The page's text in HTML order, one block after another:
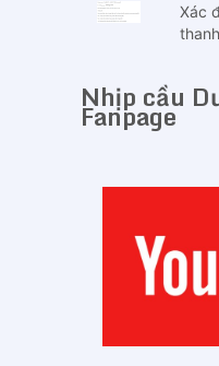
Xác
Nhịp cầu
Fanpage